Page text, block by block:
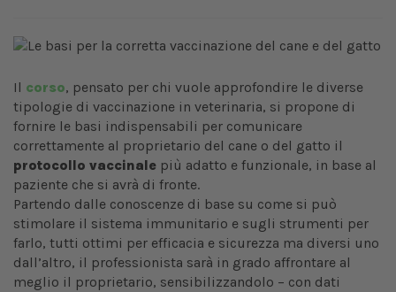
Il corso, pensato per chi vuole approfondire le diverse
tipologie di vaccinazione in veterinaria, si propone di
fornire le basi indispensabili per comunicare
correttamente al proprietario del cane o del gatto il
protocollo vaccinale più adatto e funzionale, in base al
paziente che si avrà di fronte.
Partendo dalle conoscenze di base su come si può
stimolare il sistema immunitario e sugli strumenti per
farlo, tutti ottimi per efficacia e sicurezza ma diversi uno
dall’altro, il professionista sarà in grado affrontare al
meglio il proprietario, sensibilizzandolo – con dati